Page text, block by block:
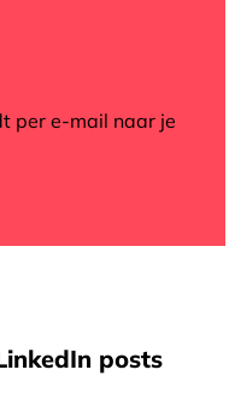
per e-mail naar je
posts